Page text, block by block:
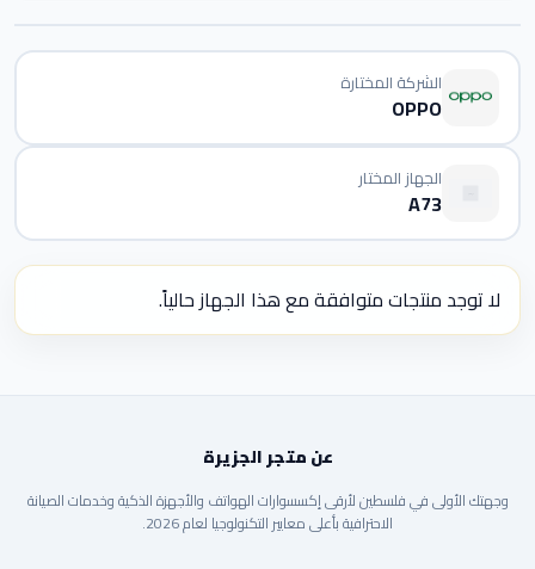
الشركة المختارة
OPPO
الجهاز المختار
A73
لا توجد منتجات متوافقة مع هذا الجهاز حالياً.
عن متجر الجزيرة
وجهتك الأولى في فلسطين لأرقى إكسسوارات الهواتف والأجهزة الذكية وخدمات الصيانة
الاحترافية بأعلى معايير التكنولوجيا لعام 2026.